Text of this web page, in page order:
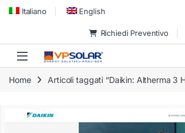
Skip to navigation
Skip to content
Italiano English
Richiedi Preventivo
Home Articoli taggati “Daikin: Altherma 3